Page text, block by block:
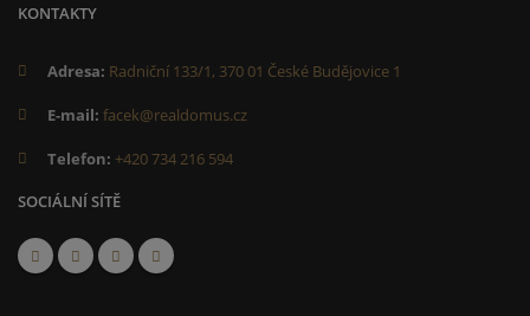
KONTAKTY
Adresa: Radniční 133/1, 370 01 České Budějovice 1
E-mail: facek@realdomus.cz
Telefon: +420 734 216 594
SOCIÁLNÍ SÍTĚ